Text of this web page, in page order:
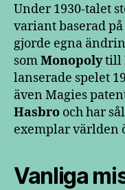
Under 1930-talet
variant baserad
gjorde egna
somMonopolytill
lanserade spelet
även Magies
Hasbro och har
exemplar världen
Vanliga